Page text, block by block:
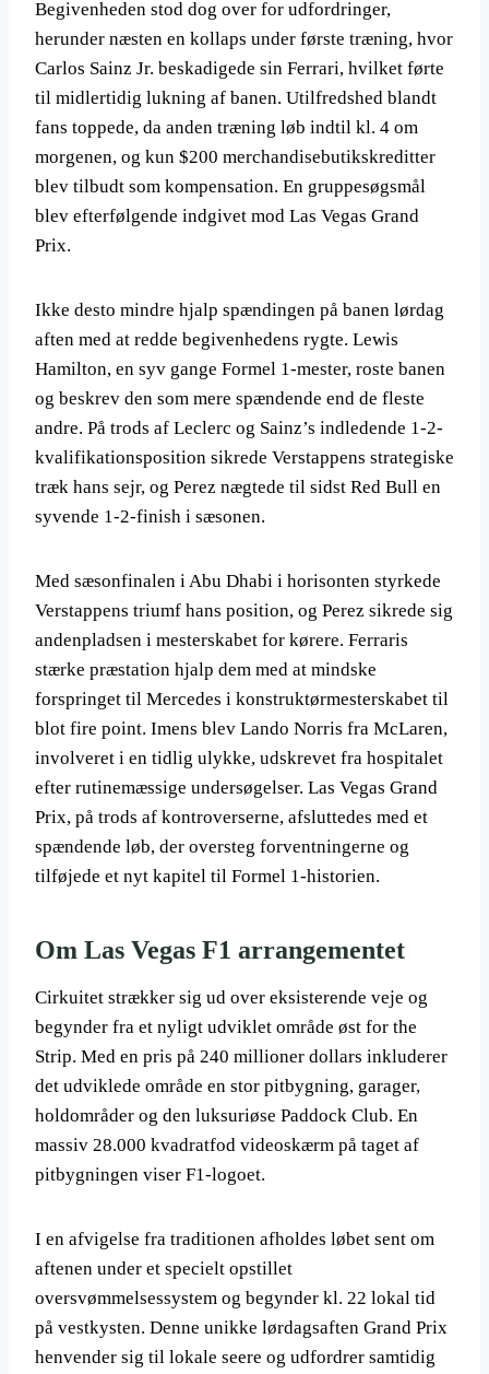
Begivenheden stod dog over for udfordringer,
herunder næsten en kollaps under første træning, hvor
Carlos Sainz Jr. beskadigede sin Ferrari, hvilket førte
til midlertidig lukning af banen. Utilfredshed blandt
fans toppede, da anden træning løb indtil kl. 4 om
morgenen, og kun $200 merchandisebutikskreditter
blev tilbudt som kompensation. En gruppesøgsmål
blev efterfølgende indgivet mod Las Vegas Grand
Prix.
Ikke desto mindre hjalp spændingen på banen lørdag
aften med at redde begivenhedens rygte. Lewis
Hamilton, en syv gange Formel 1-mester, roste banen
og beskrev den som mere spændende end de fleste
andre. På trods af Leclerc og Sainz’s indledende 1-2-
kvalifikationsposition sikrede Verstappens strategiske
træk hans sejr, og Perez nægtede til sidst Red Bull en
syvende 1-2-finish i sæsonen.
Med sæsonfinalen i Abu Dhabi i horisonten styrkede
Verstappens triumf hans position, og Perez sikrede sig
andenpladsen i mesterskabet for kørere. Ferraris
stærke præstation hjalp dem med at mindske
forspringet til Mercedes i konstruktørmesterskabet til
blot fire point. Imens blev Lando Norris fra McLaren,
involveret i en tidlig ulykke, udskrevet fra hospitalet
efter rutinemæssige undersøgelser. Las Vegas Grand
Prix, på trods af kontroverserne, afsluttedes med et
spændende løb, der oversteg forventningerne og
tilføjede et nyt kapitel til Formel 1-historien.
Om Las Vegas F1 arrangementet
Cirkuitet strækker sig ud over eksisterende veje og
begynder fra et nyligt udviklet område øst for the
Strip. Med en pris på 240 millioner dollars inkluderer
det udviklede område en stor pitbygning, garager,
holdområder og den luksuriøse Paddock Club. En
massiv 28.000 kvadratfod videoskærm på taget af
pitbygningen viser F1-logoet.
I en afvigelse fra traditionen afholdes løbet sent om
aftenen under et specielt opstillet
oversvømmelsessystem og begynder kl. 22 lokal tid
på vestkysten. Denne unikke lørdagsaften Grand Prix
henvender sig til lokale seere og udfordrer samtidig